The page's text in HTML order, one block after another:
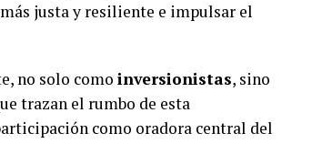
justa y resiliente e impulsar el
no solo como inversionistas, sino
trazan el rumbo de esta
como oradora central del